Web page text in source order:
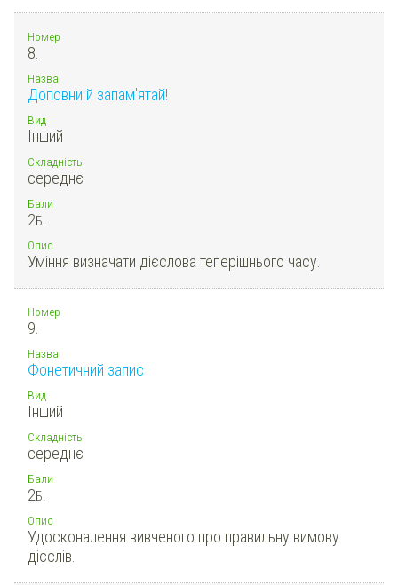
Номер
8.
Назва
Доповни й запам'ятай!
Вид
Інший
Складність
середнє
Бали
2Б.
Опис
Уміння визначати дієслова теперішнього часу.
Номер
9.
Назва
Фонетичний запис
Вид
Інший
Складність
середнє
Бали
2Б.
Опис
Удосконалення вивченого про правильну вимову
дієслів.